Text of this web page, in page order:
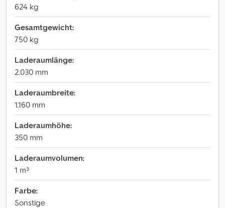
624 kg
Gesamtgewicht:
750 kg
Laderaumlänge:
2.030 mm
Laderaumbreite:
1.160 mm
Laderaumhöhe:
350 mm
Laderaumvolumen:
1 m³
Farbe:
Sonstige